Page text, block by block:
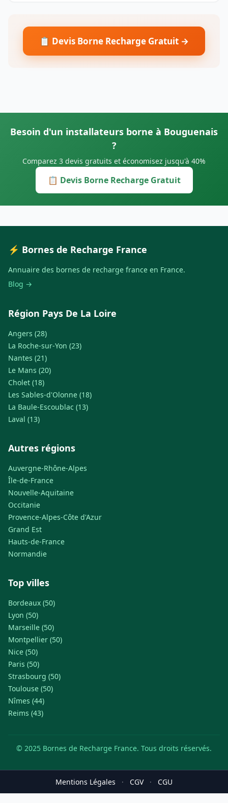
📋 Devis Borne Recharge Gratuit →
Besoin d'un installateurs borne à Bouguenais
?
Comparez 3 devis gratuits et économisez jusqu'à 40%
📋 Devis Borne Recharge Gratuit
⚡ Bornes de Recharge France
Annuaire des bornes de recharge france en France.
Blog →
Région Pays De La Loire
Angers (28)
La Roche-sur-Yon (23)
Nantes (21)
Le Mans (20)
Cholet (18)
Les Sables-d'Olonne (18)
La Baule-Escoublac (13)
Laval (13)
Autres régions
Auvergne-Rhône-Alpes
Île-de-France
Nouvelle-Aquitaine
Occitanie
Provence-Alpes-Côte d'Azur
Grand Est
Hauts-de-France
Normandie
Top villes
Bordeaux (50)
Lyon (50)
Marseille (50)
Montpellier (50)
Nice (50)
Paris (50)
Strasbourg (50)
Toulouse (50)
Nîmes (44)
Reims (43)
© 2025 Bornes de Recharge France. Tous droits réservés.
Mentions Légales · CGV · CGU